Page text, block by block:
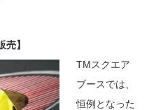
】
TMスクエア
ブースでは、
恒例となった